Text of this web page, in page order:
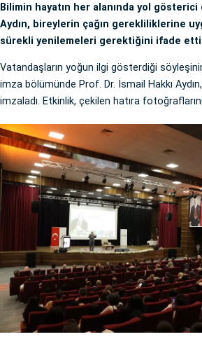
Bilimin hayatın her alanında yol
Aydın, bireylerin çağın gerekliliklerine
sürekli yenilemeleri gerektiğini ifade
Vatandaşların yoğun ilgi gösterdiği
imza bölümünde Prof. Dr. İsmail Hakkı Aydın,
imzaladı. Etkinlik, çekilen hatıra